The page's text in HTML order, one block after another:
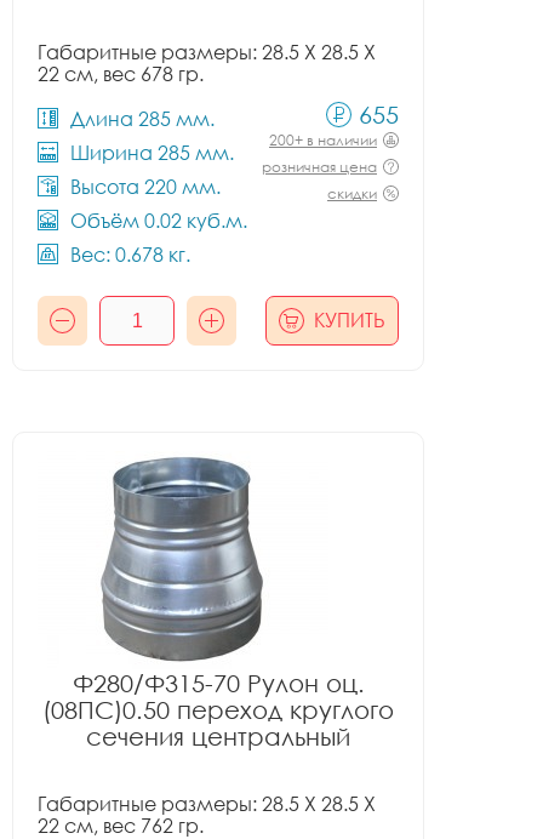
Габаритные размеры: 28.5 X 28.5 X
22 см, вес 678 гр.
Длина 285 мм.
Ширина 285 мм.
Высота 220 мм.
Объём 0.02 куб.м.
Вес: 0.678 кг.
655
200+ в наличии
розничная цена
скидки
КУПИТЬ
Ф280/Ф315-70 Рулон оц.
(08ПС)0.50 переход круглого
сечения центральный
Габаритные размеры: 28.5 X 28.5 X
22 см, вес 762 гр.